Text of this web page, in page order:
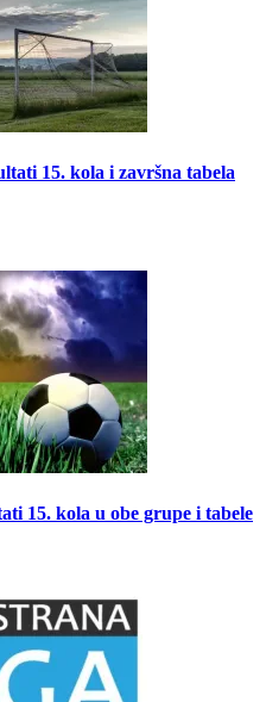
15. kola i završna tabela
15. kola u obe grupe i tabele